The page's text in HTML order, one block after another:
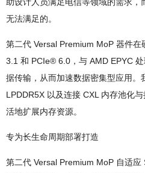
无法满足的。
第二代 Versal Premium MoP 器件
3.1 和 PCIe® 6.0，与 AMD EPYC
据传输，从而加速数据密集型应用
LPDDR5X 以及连接 CXL 内存池化
活地扩展内存资源。
专为长生命周期部署打造
第二代 Versal Premium MoP 自适应